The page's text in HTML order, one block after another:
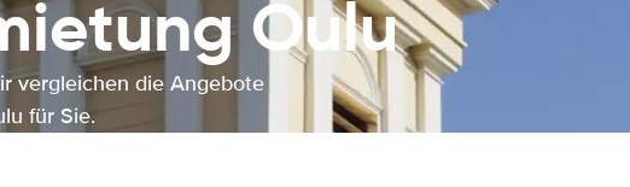
Oulu
vergleichen die Angebote
für Sie.